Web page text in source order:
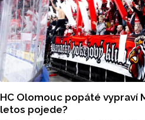
HC Olomouc popáté vypraví
letos pojede?